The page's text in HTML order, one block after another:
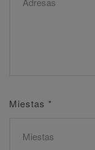
Miestas *